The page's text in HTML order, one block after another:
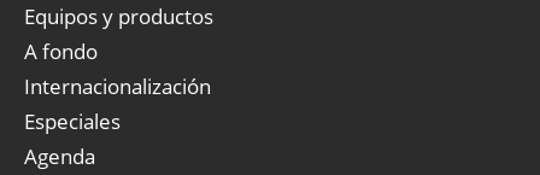
Equipos y productos
A fondo
Internacionalización
Especiales
Agenda